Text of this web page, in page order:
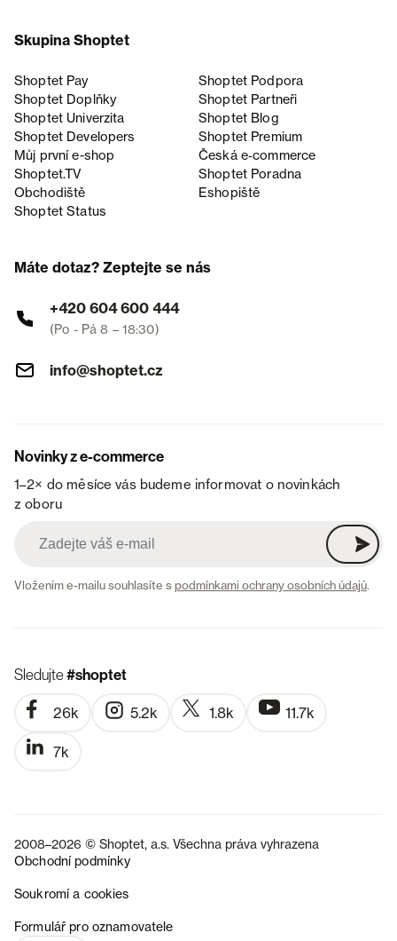
Skupina Shoptet
Shoptet Pay
Shoptet Podpora
Shoptet Doplňky
Shoptet Partneři
Shoptet Univerzita
Shoptet Blog
Shoptet Developers
Shoptet Premium
Můj první e-shop
Česká e‑commerce
Shoptet.TV
Shoptet Poradna
Obchodiště
Eshopiště
Shoptet Status
Máte dotaz? Zeptejte se nás
+420 604 600 444
(Po - Pá 8 – 18:30)
info@shoptet.cz
Novinky z e-commerce
1–2× do měsíce vás budeme informovat o novinkách
z oboru
Vložením e-mailu souhlasíte spodmínkami ochrany osobních údajů.
Sledujte#shoptet
26k 5.2k 1.8k 11.7k
7k
2008–2026 © Shoptet, a.s. Všechna práva vyhrazena
Obchodní podmínky
Soukromí a cookies
Formulář pro oznamovatele